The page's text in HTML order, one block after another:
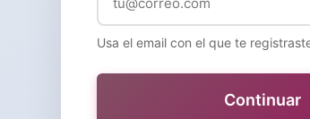
Usa el email con el que te
Continuar